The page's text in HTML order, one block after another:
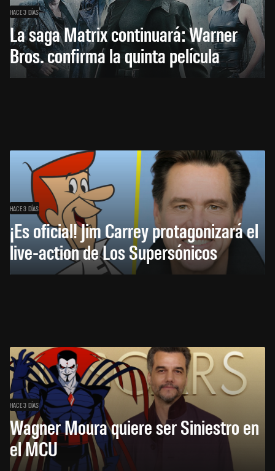
HACE 3 DÍAS
La saga Matrix continuará: Warner
Bros. confirma la quinta película
HACE 3 DÍAS
¡Es oficial! Jim Carrey protagonizará el
live-action de Los Supersónicos
HACE 3 DÍAS
Wagner Moura quiere ser Siniestro en
el MCU